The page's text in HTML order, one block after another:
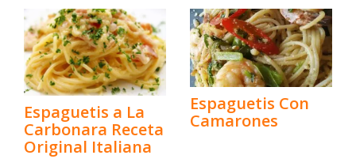
Espaguetis a La
Carbonara Receta
Original Italiana
Espaguetis Con
Camarones